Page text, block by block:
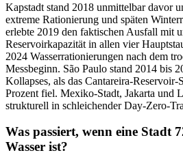
Kapstadt stand 2018 unmittelbar davor
extreme Rationierung und späten
erlebte 2019 den faktischen Ausfall mit
Reservoirkapazität in allen vier
2024 Wasserrationierungen nach dem
Messbeginn. São Paulo stand 2014 bis
Kollapses, als das Cantareira-
Prozent fiel. Mexiko-Stadt, Jakarta und
strukturell in schleichender Day-Zero-
Was passiert, wenn eine Stadt
Wasser ist?